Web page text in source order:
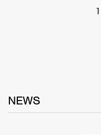
1
NEWS